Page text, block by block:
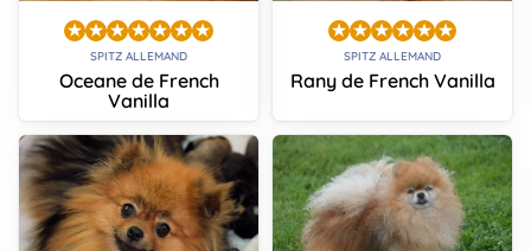
SPITZ ALLEMAND
Oceane de French
Vanilla
SPITZ ALLEMAND
Rany de French Vanilla